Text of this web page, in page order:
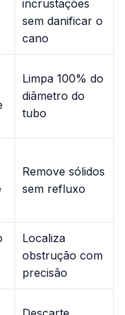
incrustações
sem danificar o
cano
Limpa 100% do
diâmetro do
tubo
Remove sólidos
sem refluxo
Localiza
obstrução com
precisão